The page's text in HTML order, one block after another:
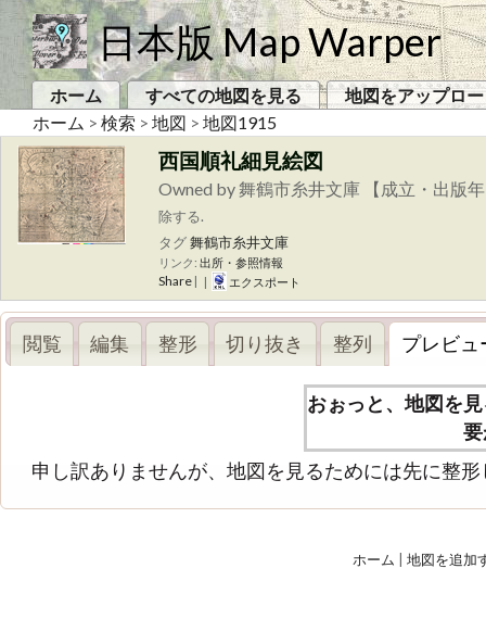
日本版 Map Warper
ホーム すべての地図を見る
地図をアップロ
ホーム > 検索 > 地図 > 地図1915
西国順礼細見絵図
Owned by 舞鶴市糸井文庫 【成立・出版
除する.
タグ舞鶴市糸井文庫
リンク: 出所・参照情報
Share | | エクスポート
閲覧 編集 整形 切り抜き 整列 プレビュ
おぉっと、地図を
申し訳ありませんが、地図を見るためには先に整
ホーム | 地図を追加